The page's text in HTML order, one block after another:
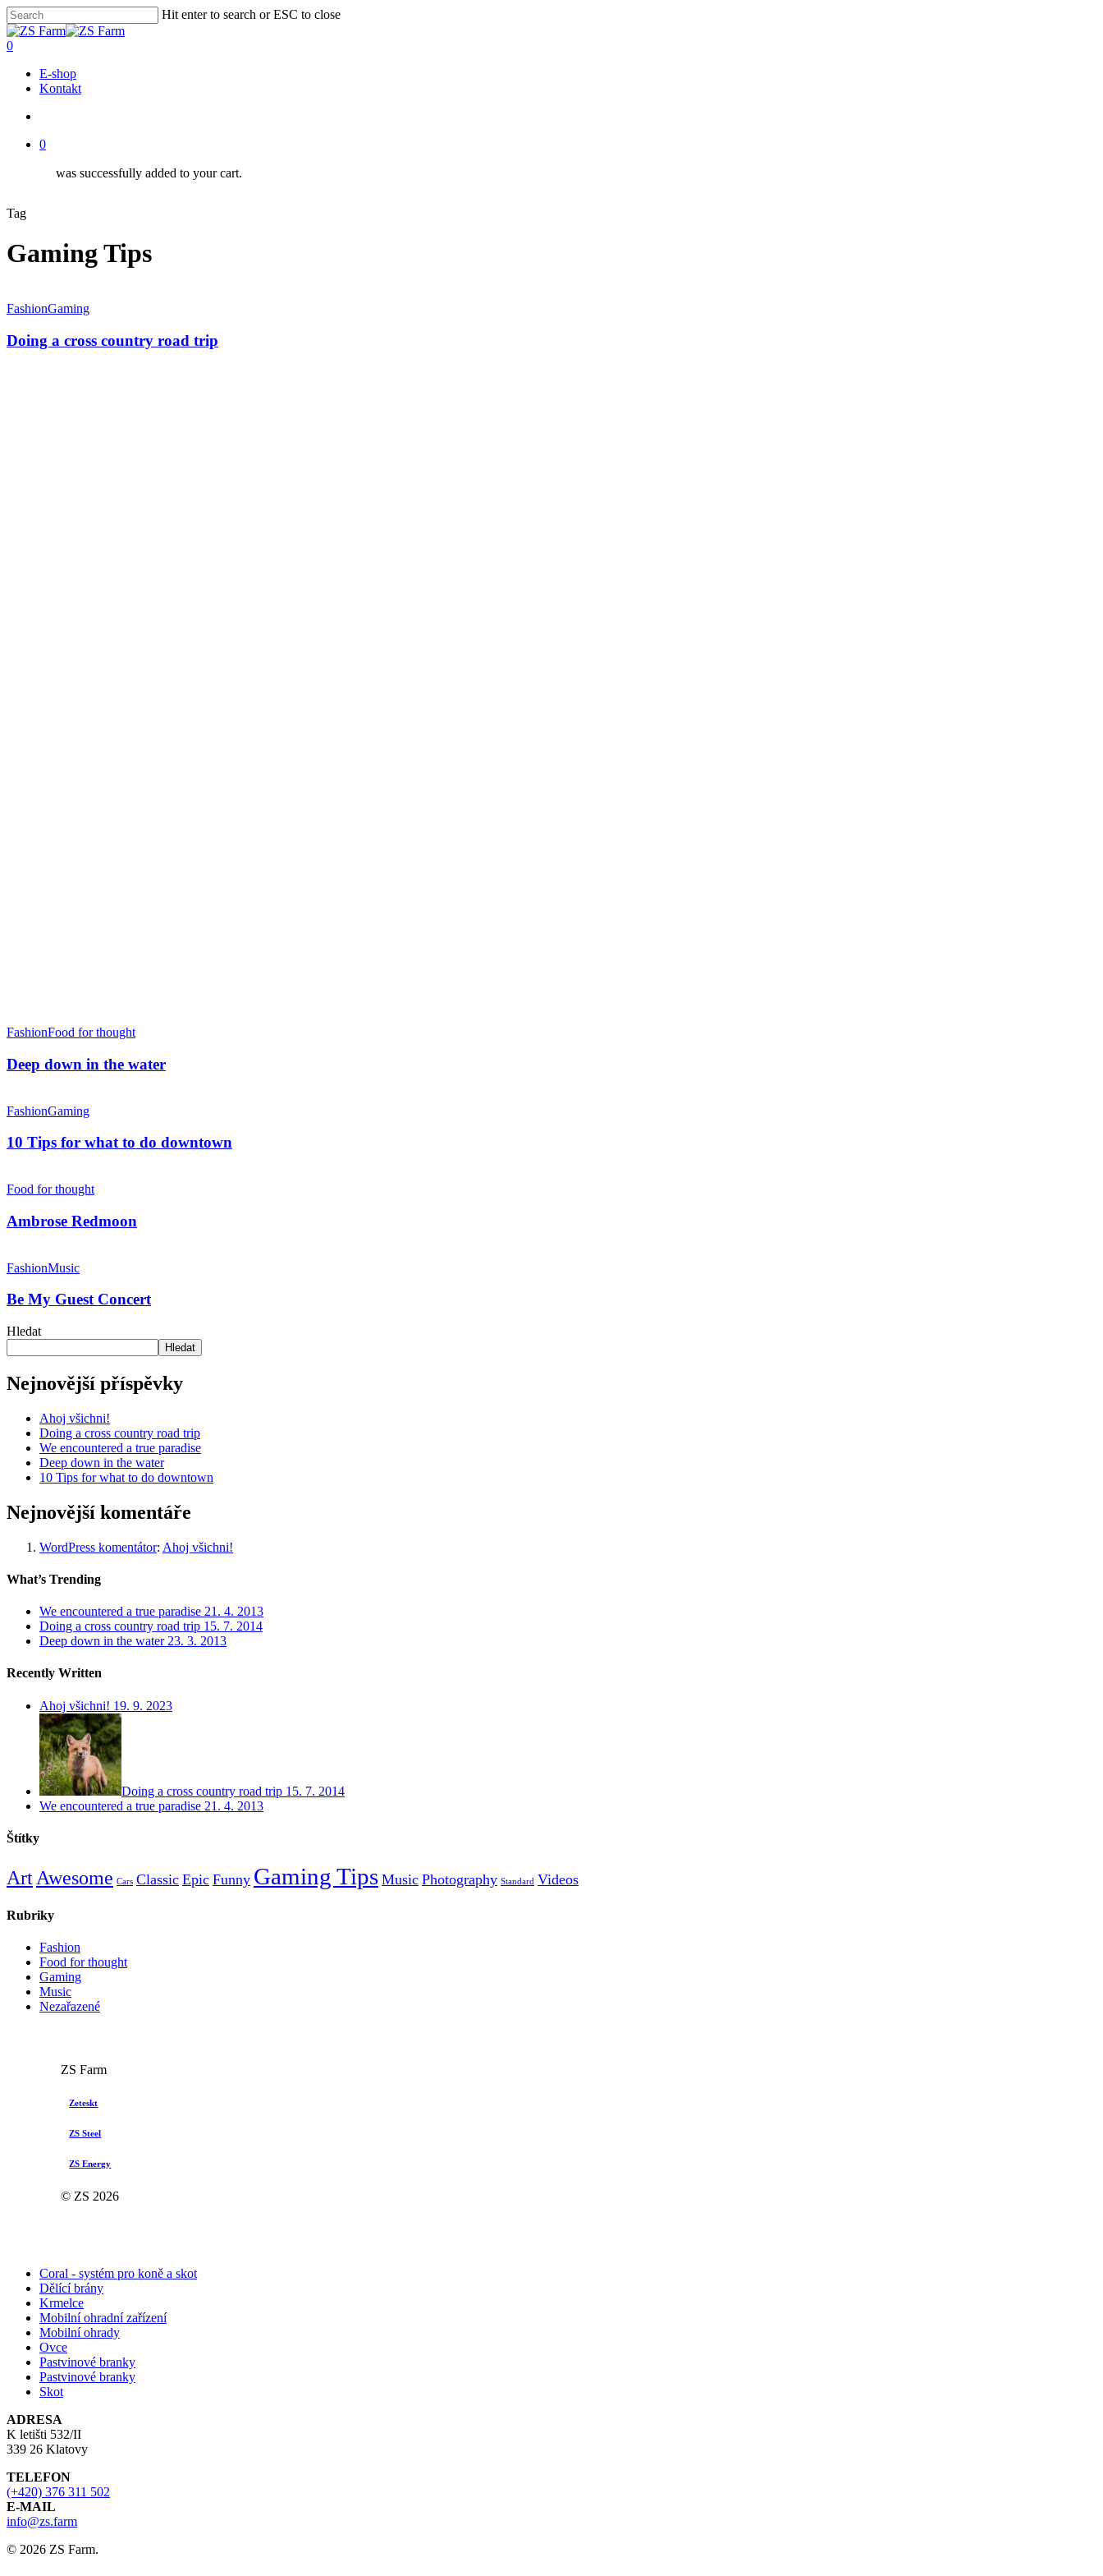
Skip
to
main
Hit enter to search or ESC to close
Close
Search
account
0
E-shop
Kontakt
0
was successfully added to your cart.
Tag
Gaming Tips
FashionGaming
Doing a cross country road trip
FashionFood for thought
Deep down in the water
FashionGaming
10 Tips for what to do downtown
Food for thought
Ambrose Redmoon
FashionMusic
Be My Guest Concert
Hledat
Hledat
Nejnovější příspěvky
Ahoj všichni!
Doing a cross country road trip
We encountered a true paradise
Deep down in the water
10 Tips for what to do downtown
Nejnovější komentáře
WordPress komentátor: Ahoj všichni!
What’s Trending
We encountered a true paradise 21. 4. 2013
Doing a cross country road trip 15. 7. 2014
Deep down in the water 23. 3. 2013
Recently Written
Ahoj všichni! 19. 9. 2023
Doing a cross country road trip 15. 7. 2014
We encountered a true paradise 21. 4. 2013
Štítky
Art Awesome Cars Classic Epic Funny Gaming Tips Music Photography Standard Videos
Rubriky
Fashion
Food for thought
Gaming
Music
Nezařazené
ZS Farm
Zeteskt
ZS Steel
ZS Energy
© ZS 2026
Coral - systém pro koně a skot
Dělící brány
Krmelce
Mobilní ohradní zařízení
Mobilní ohrady
Ovce
Pastvinové branky
Pastvinové branky
Skot
ADRESA
K letišti 532/II
339 26 Klatovy
TELEFON
(+420) 376 311 502
E-MAIL
info@zs.farm
© 2026 ZS Farm.